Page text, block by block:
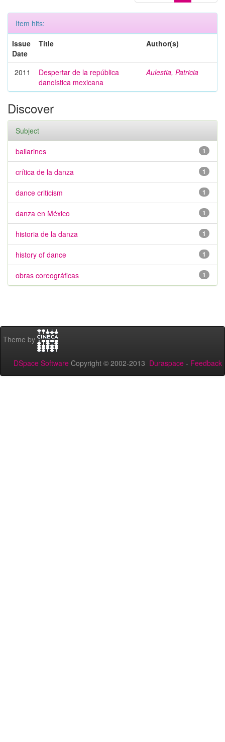
Item hits:
Issue
Date
Title Author(s)
2011
Despertar de la república
dancística mexicana
Aulestia, Patricia
Discover
Subject
1
bailarines
1
crítica de la danza
1
dance criticism
1
danza en México
1
historia de la danza
1
history of dance
1
obras coreográficas
Theme by
DSpace Software Copyright © 2002-2013 Duraspace - Feedback